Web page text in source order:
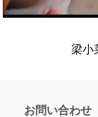
梁小
お問い合わせ